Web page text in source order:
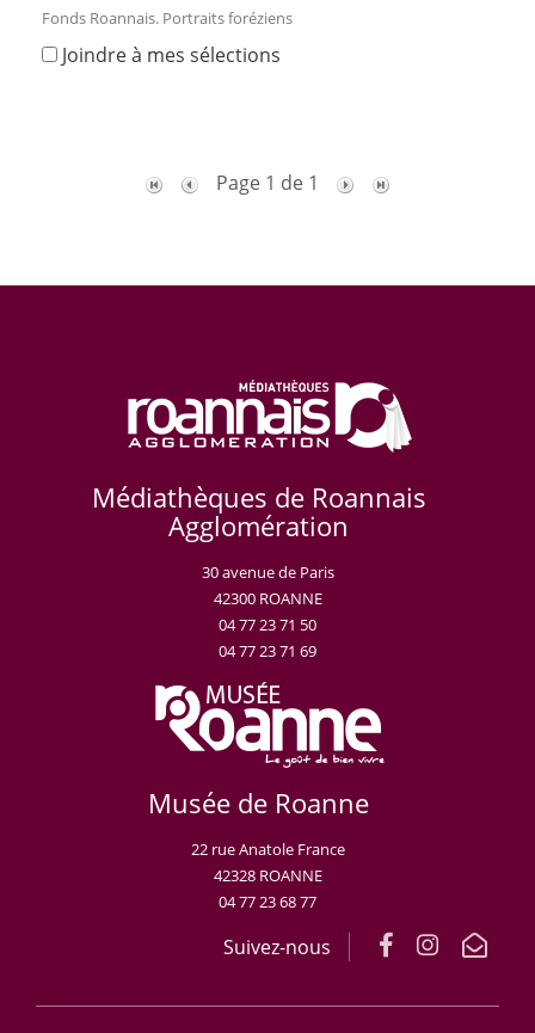
Fonds Roannais. Portraits foréziens
Joindre à mes sélections
Page 1 de 1
Médiathèques de Roannais
Agglomération
30 avenue de Paris
42300 ROANNE
04 77 23 71 50
04 77 23 71 69
Musée de Roanne
22 rue Anatole France
42328 ROANNE
04 77 23 68 77
Suivez-nous